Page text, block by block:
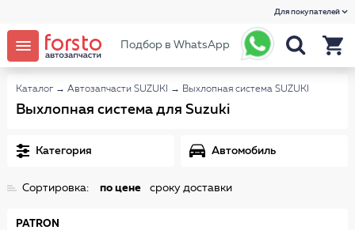
Для покупателей
Подбор в WhatsApp
Каталог → Автозапчасти SUZUKI → Выхлопная система SUZUKI
Выхлопная система для Suzuki
Категория Автомобиль
Сортировка: по цене сроку доставки
PATRON